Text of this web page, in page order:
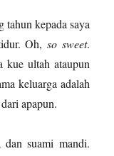
tahun kepada saya
Oh, so sweet.
ultah ataupun
keluarga adalah
apapun.
dan suami mandi.